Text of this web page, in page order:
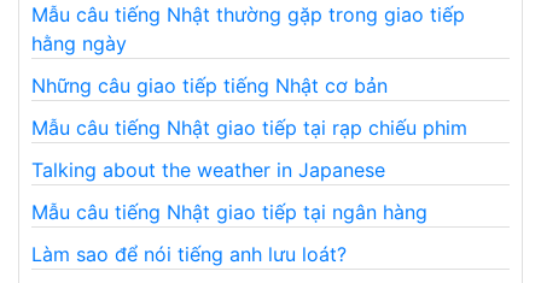
Mẫu câu tiếng Nhật thường gặp trong giao tiếp
hằng ngày
Những câu giao tiếp tiếng Nhật cơ bản
Mẫu câu tiếng Nhật giao tiếp tại rạp chiếu phim
Talking about the weather in Japanese
Mẫu câu tiếng Nhật giao tiếp tại ngân hàng
Làm sao để nói tiếng anh lưu loát?